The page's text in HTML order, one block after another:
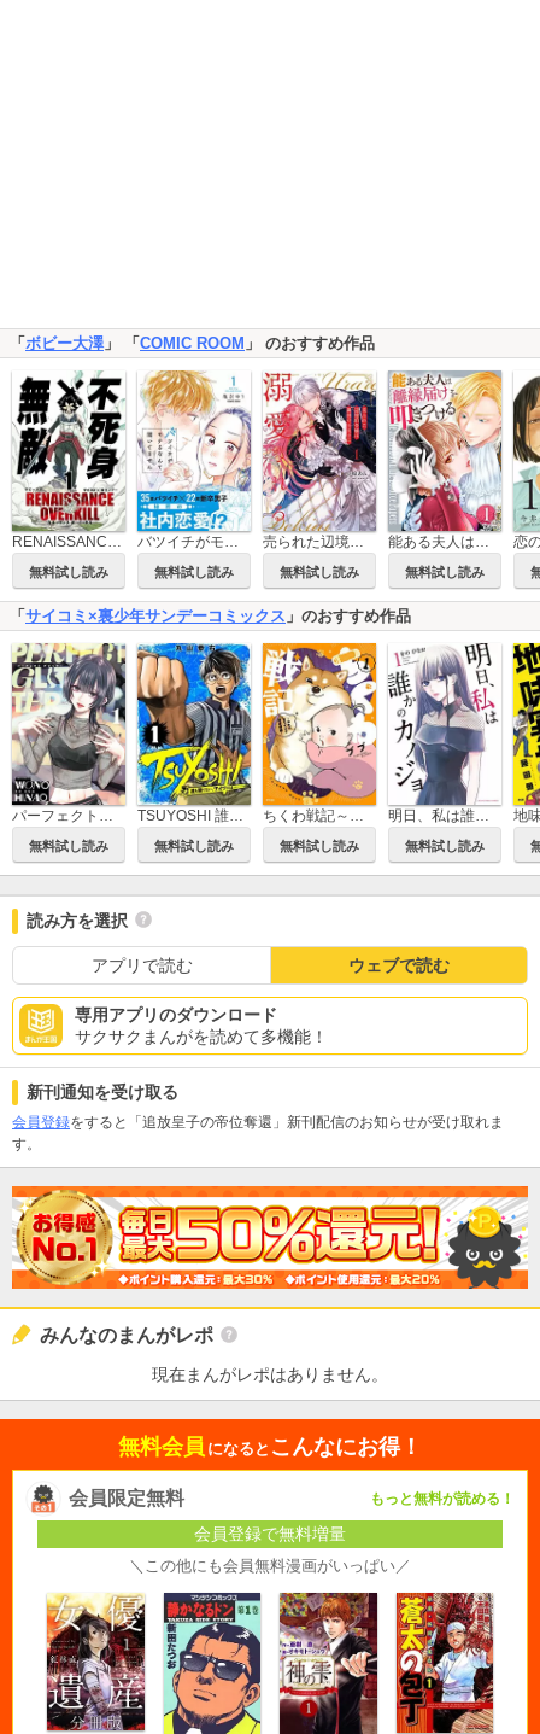
「ボビー大澤」 「COMIC ROOM 」 のおすすめ作品
RENAISSANCE OVERKILL
無料試し読み
バツイチがモテるなんて聞いてません【コミックス版】
無料試し読み
売られた辺境伯令嬢は隣国の王太子に溺愛される【コミックス版】
無料試し読み
能ある夫人は離縁届けを叩きつける
無料試し読み
恋
「 サイコミ×裏少年サンデーコミックス 」のおすすめ作品
パーフェクトグリッター
無料試し読み
TSUYOSHI 誰も勝てない、アイツには
無料試し読み
ちくわ戦記～おれのカワイイで地球侵略～
無料試し読み
明日、私は誰かのカノジョ
無料試し読み
読み方を選択
アプリで読む ウェブで読む
専用アプリのダウンロード
サクサクまんがを読めて多機能！
新刊通知を受け取る
会員登録をすると「追放皇子の帝位奪還」新刊配信のお知らせが受け取れま
す。
みんなのまんがレポ
現在まんがレポはありません。
無料会員 になると こんなにお得！
会員限定無料 もっと無料が読める！
会員登録で無料増量
＼この他にも会員無料漫画がいっぱい／